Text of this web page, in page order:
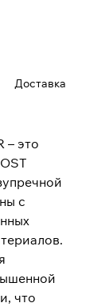
Доставка
– это
с
что